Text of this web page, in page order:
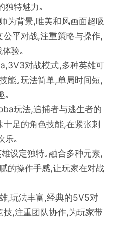
独特魅力｡
为背景,唯美和风画面超吸
平对战,注重策略与操作,
验｡
对战模式,多种英雄可
能｡玩法简单,单局时间短,
｡
玩法,追捕者与逃生者的
足的角色技能,在紧张刺
乐｡
设定独特｡融合多种元素,
的操作手感,让玩家在对战
,玩法丰富,经典的5V5对
,注重团队协作,为玩家带